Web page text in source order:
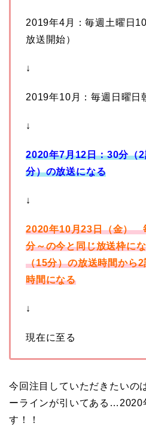
2019年4月：毎週土曜日
放送開始）
↓
2019年10月：毎週日曜日
↓
2020年7月12日：30分（
分）の放送になる
↓
2020年10月23日（金）
分～の今と同じ放送枠に
（15分）の放送時間から
時間になる
↓
現在に至る
今回注目していただきたい
ーラインが引いてある…2020
す！！